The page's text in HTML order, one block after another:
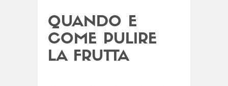
QUANDO E
COME PULIRE
LA FRUTTA